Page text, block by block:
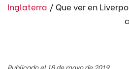
Inglaterra / Que ver en
Publicado el 18 de mayo de 2019